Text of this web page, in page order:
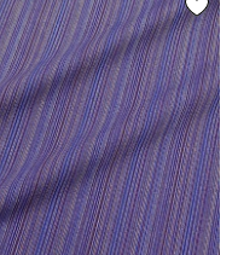
30% на узкие